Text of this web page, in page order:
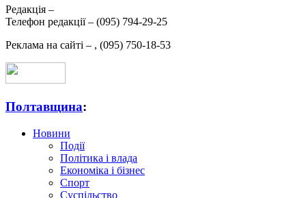
Редакція –
Телефон редакції – (095) 794-29-25
Реклама на сайті – , (095) 750-18-53
Полтавщина:
Новини
Події
Політика і влада
Економіка і бізнес
Спорт
Суспільство